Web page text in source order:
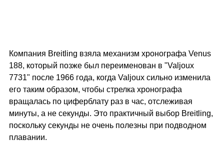
Компания Breitling взяла механизм хронографа Venus
188, который позже был переименован в "Valjoux
7731" после 1966 года, когда Valjoux сильно изменила
его таким образом, чтобы стрелка хронографа
вращалась по циферблату раз в час, отслеживая
минуты, а не секунды. Это практичный выбор Breitling,
поскольку секунды не очень полезны при подводном
плавании.